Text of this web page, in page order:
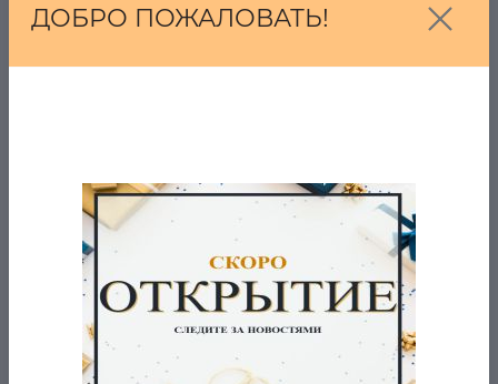
ВОПРОС-ОТВЕТ
- 5% ОТ ЦЕНЫ ОТ 2-Х ТОВАРОВ
ДОБРО ПОЖАЛОВАТЬ!